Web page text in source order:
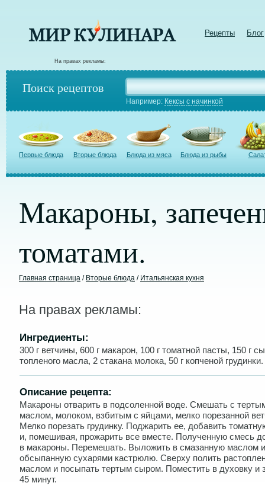
Рецепты Блог
На правах рекламы:
Поиск рецептов
Например: Кексы с начинкой
Первые блюда Вторые блюда Блюда из мяса Блюда из рыбы
Макароны,
томатами.
Главная страница / Вторые блюда / Итальянская кухня
На правах рекламы:
Ингредиенты:
300 г ветчины, 600 г макарон, 100 г томатной пасты, 150 г
топленого масла, 2 стакана молока, 50 г копченой грудинки.
Описание рецепта:
Макароны отварить в подсоленной воде. Смешать с
маслом, молоком, взбитым с яйцами, мелко порезанной
Мелко порезать грудинку. Поджарить ее, добавить
и, помешивая, прожарить все вместе. Полученную смесь
в макароны. Перемешать. Выложить в смазанную маслом и
обсыпанную сухарями кастрюлю. Сверху полить
маслом и посыпать тертым сыром. Поместить в духовку и
45 минут.